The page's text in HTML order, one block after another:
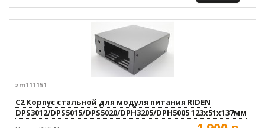
zm111151
C2 Корпус стальной для модуля питания RIDEN
DPS3012/DPS5015/DPS5020/DPH3205/DPH5005 123x51x137мм